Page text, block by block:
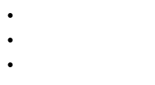
●
●
●